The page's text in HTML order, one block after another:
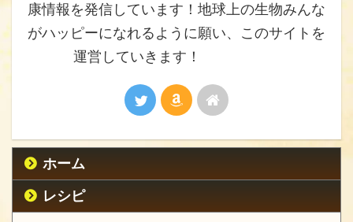
康情報を発信しています！地球上の生物みんな
がハッピーになれるように願い、このサイトを
運営していきます！
ホーム
レシピ